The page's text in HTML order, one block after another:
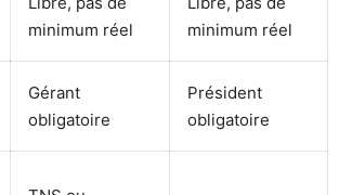
minimum réel
minimum réel
Gérant
obligatoire
Président
obligatoire